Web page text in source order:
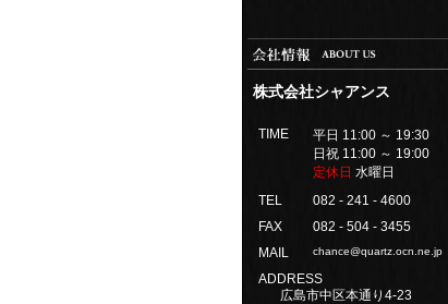
株式会社シャアンス
TIME
平日 11:00 ～ 19:30
日祝 11:00 ～ 19:00
定休日 水曜日
TEL
082 - 241 - 4600
FAX
082 - 504 - 3455
MAIL
chance@quartz.ocn.ne.jp
ADDRESS
広島市中区本通り4-23